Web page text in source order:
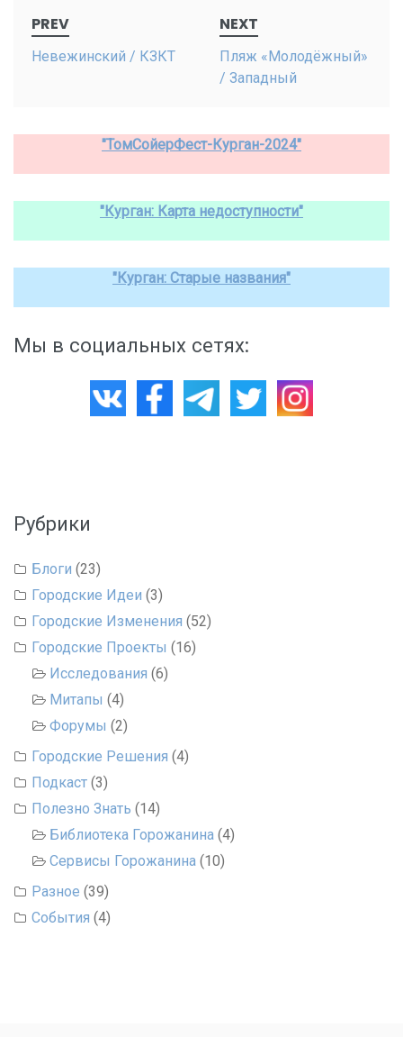
navigation
PREV
Невежинский / КЗКТ
NEXT
Пляж «Молодёжный»
/ Западный
"ТомСойерФест-Курган-2024"
"Курган: Карта недоступности"
"Курган: Старые названия"
Мы в социальных сетях:
Рубрики
Блоги (23)
Городские Идеи (3)
Городские Изменения (52)
Городские Проекты (16)
Исследования (6)
Митапы (4)
Форумы (2)
Городские Решения (4)
Подкаст (3)
Полезно Знать (14)
Библиотека Горожанина (4)
Сервисы Горожанина (10)
Разное (39)
События (4)